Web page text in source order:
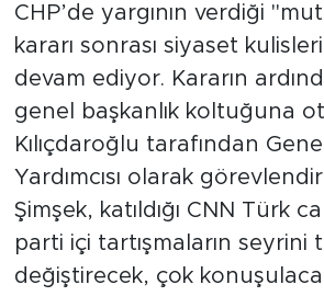
CHP’de yargının verdiği
kararı sonrası siyaset
devam ediyor. Kararın
genel başkanlık koltuğuna
Kılıçdaroğlu tarafından
Yardımcısı olarak
Şimşek, katıldığı CNN Türk
parti içi tartışmaların seyrini
değiştirecek, çok